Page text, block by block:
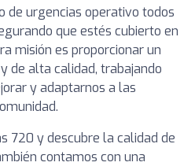
de urgencias operativo todos
que estés cubierto en
misión es proporcionar un
de alta calidad, trabajando
y adaptarnos a las
720 y descubre la calidad de
contamos con una